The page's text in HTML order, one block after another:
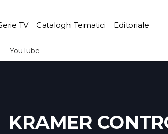
TV Cataloghi Tematici Editoriale
YouTube
KRAMER